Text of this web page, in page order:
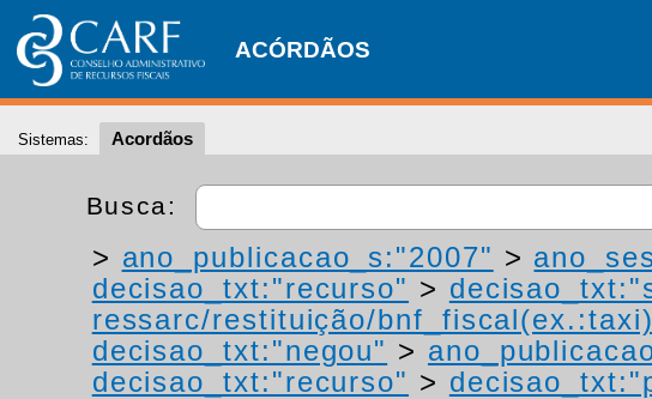
ACÓRDÃOS
Sistemas: Acordãos
Busca:
> ano_publicacao_s:"2007" >
decisao_txt:"recurso" >
ressarc/restituição/
decisao_txt:"negou" >
decisao_txt:"recurso" >